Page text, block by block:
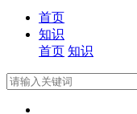
首页
知识
首页 知识